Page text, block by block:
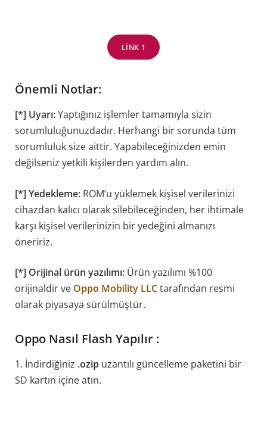
LINK 1
Önemli Notlar:
[*] Uyarı:Yaptığınız işlemler tamamıyla sizin
sorumluluğunuzdadır. Herhangi bir sorunda tüm
sorumluluk size aittir. Yapabileceğinizden emin
değilseniz yetkili kişilerden yardım alın.
[*] Yedekleme: ROM’u yüklemek kişisel verilerinizi
cihazdan kalıcı olarak silebileceğinden, her ihtimale
karşı kişisel verilerinizin bir yedeğini almanızı
öneririz.
[*] Orijinal ürün yazılımı: Ürün yazılımı %100
orijinaldir ve Oppo Mobility LLCtarafından resmi
olarak piyasaya sürülmüştür.
Oppo Nasıl Flash Yapılır :
1. İndirdiğiniz .ozip uzantılı güncelleme paketini bir
SD kartın içine atın.